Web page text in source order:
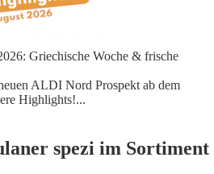
Griechische Woche & frische
ALDI Nord Prospekt ab dem
Highlights!...
spezi im Sortiment